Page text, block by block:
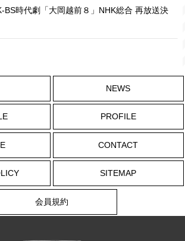
時代劇「大岡越前８」NHK総合 再放送決
NEWS
PROFILE
CONTACT
SITEMAP
会員規約